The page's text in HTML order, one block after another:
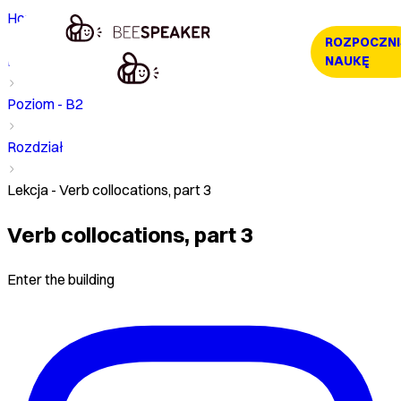
NAUKĘ
Home
Kurs
Poziom - B2
Rozdział
Lekcja - Verb collocations, part 3
Verb collocations, part 3
Enter the building